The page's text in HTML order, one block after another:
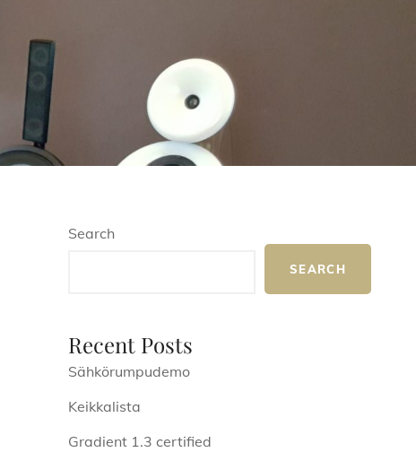
Search
SEARCH
Recent Posts
Sähkörumpudemo
Keikkalista
Gradient 1.3 certified